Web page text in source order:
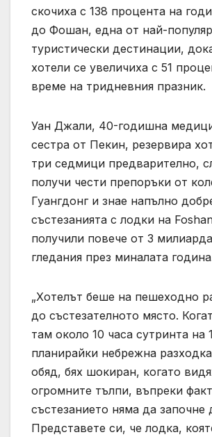
скочиха с 138 процента на
до Фошан, една от най-
туристически дестинации,
хотели се увеличиха с 51
време на тридневния празник.
Уан Джали, 40-годишна
сестра от Пекин, резервира
три седмици предварително,
получи чести препоръки от
Гуангдонг и знае напълно
състезанията с лодки на
получили повече от 3
гледания през миналата
„Хотелът беше на пешеходно
до състезателното място.
там около 10 часа сутринта на
планирайки небрежна
обяд, бях шокиран, когато
огромните тълпи, въпреки
състезанието няма да започне
Представете си, че лодка,